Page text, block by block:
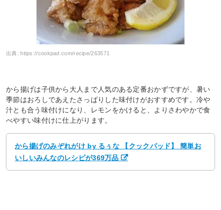
出典: https://cookpad.com/recipe/263571
から揚げは子供から大人まで人気のある定番おかずですが、暑い
季節はおろしであえたさっぱりした味付けがおすすめです。冷や
汁とも合う味付けになり、レモンをかけると、よりさわやかで食
べやすい味付けに仕上がります。
から揚げのみぞれがけ by るぅな 【クックパッド】 簡単お
いしいみんなのレシピが369万品